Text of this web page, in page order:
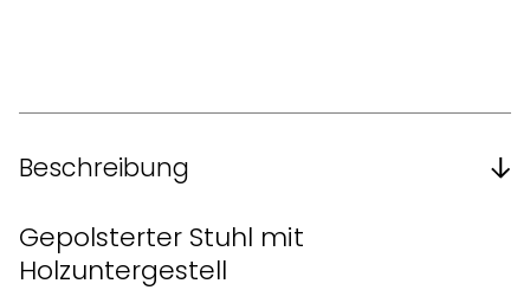
Beschreibung
Gepolsterter Stuhl mit
Holzuntergestell